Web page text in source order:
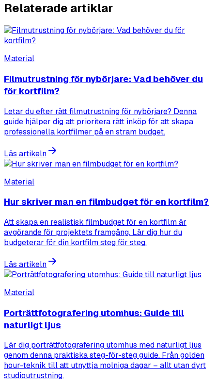
Relaterade artiklar
Material
Filmutrustning för nybörjare: Vad behöver du
för kortfilm?
Letar du efter rätt filmutrustning för nybörjare? Denna
guide hjälper dig att prioritera rätt inköp för att skapa
professionella kortfilmer på en stram budget.
Läs artikeln
Material
Hur skriver man en filmbudget för en kortfilm?
Att skapa en realistisk filmbudget för en kortfilm är
avgörande för projektets framgång. Lär dig hur du
budgeterar för din kortfilm steg för steg.
Läs artikeln
Material
Porträttfotografering utomhus: Guide till
naturligt ljus
Lär dig porträttfotografering utomhus med naturligt ljus
genom denna praktiska steg-för-steg guide. Från golden
hour-teknik till att utnyttja molniga dagar – allt utan dyrt
studioutrustning.